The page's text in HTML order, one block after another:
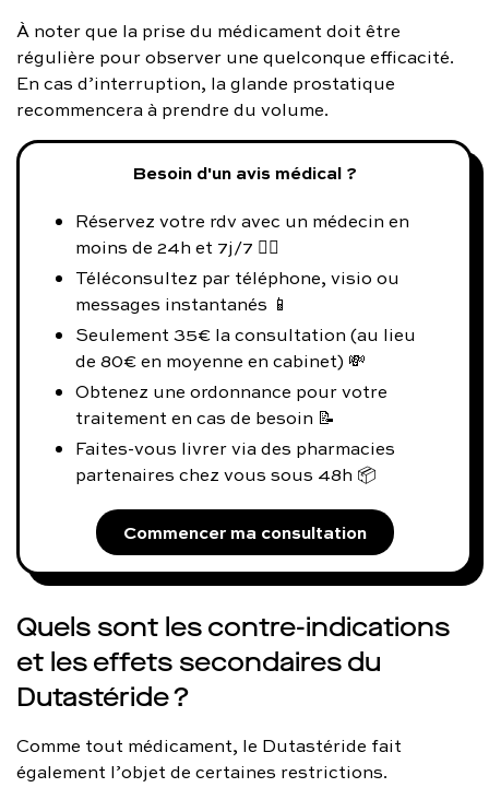
À noter que la prise du médicament doit être
régulière pour observer une quelconque efficacité.
En cas d’interruption, la glande prostatique
recommencera à prendre du volume.
Besoin d'un avis médical ?
Réservez votre rdv avec un médecin en
moins de 24h et 7j/7 👨‍⚕️
Téléconsultez par téléphone, visio ou
messages instantanés 📱
Seulement 35€ la consultation (au lieu
de 80€ en moyenne en cabinet) 💸
Obtenez une ordonnance pour votre
traitement en cas de besoin 📝
Faites-vous livrer via des pharmacies
partenaires chez vous sous 48h 📦
Commencer ma consultation
Quels sont les contre-indications
et les effets secondaires du
Dutastéride ?
Comme tout médicament, le Dutastéride fait
également l’objet de certaines restrictions.